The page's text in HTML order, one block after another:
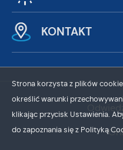
KONTAKT
Strona korzysta z plików
określić warunki
klikając przycisk Ustawienia.
do zapoznania się z Polityką